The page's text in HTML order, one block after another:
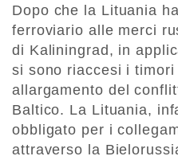
Dopo che la Lituania
ferroviario alle merci
di Kaliningrad, in
si sono riaccesi i
allargamento del
Baltico. La Lituania,
obbligato per i
attraverso la